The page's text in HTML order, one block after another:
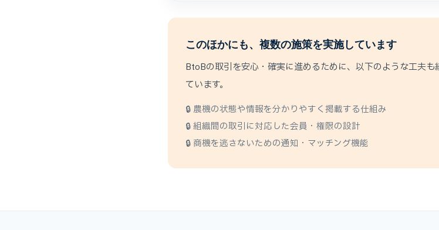
このほかにも、複数の施策を実施しています
BtoBの取引を安心・確実に進めるために、以下のような工夫も
ています。
🔒 農機の状態や情報を分かりやすく掲載する仕組み
🔒 組織間の取引に対応した会員・権限の設計
🔒 商機を逃さないための通知・マッチング機能